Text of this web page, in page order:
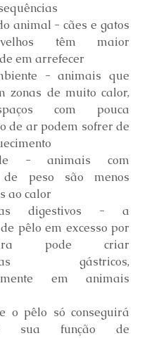
animal - cães e gatos
têm maior
em arrefecer
- animais que
zonas de muito calor,
com pouca
de ar podem sofrer de
- animais com
de peso são menos
ao calor
digestivos - a
pêlo em excesso por
pode criar
gástricos,
em animais
o pêlo só conseguirá
sua função de